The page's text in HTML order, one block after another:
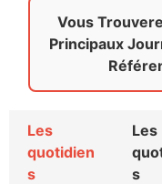
Vous
Principaux
Les
quotidien
s
Les
s